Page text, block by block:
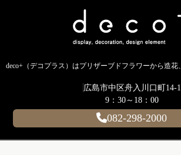
広島市中区舟入川口町14-1
9：30～18：00
082-298-2000